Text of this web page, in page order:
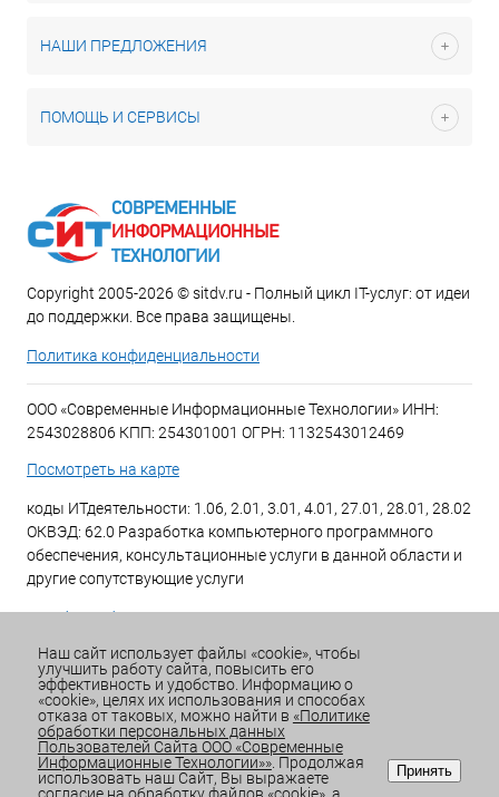
НАШИ ПРЕДЛОЖЕНИЯ
ПОМОЩЬ И СЕРВИСЫ
Copyright 2005-2026 © sitdv.ru - Полный цикл IT-услуг: от идеи
до поддержки. Все права защищены.
Политика конфиденциальности
ООО «Современные Информационные Технологии» ИНН:
2543028806 КПП: 254301001 ОГРН: 1132543012469
Посмотреть на карте
коды ИТдеятельности: 1.06, 2.01, 3.01, 4.01, 27.01, 28.01, 28.02
ОКВЭД: 62.0 Разработка компьютерного программного
обеспечения, консультационные услуги в данной области и
другие сопутствующие услуги
Email:office@sitdv.ru
График работы Пн-Пт: с 9:00 до 18:00 Сб/Вс: Выходной
Наш сайт использует файлы «cookie», чтобы
улучшить работу сайта, повысить его
эффективность и удобство. Информацию о
«cookie», целях их использования и способах
отказа от таковых, можно найти в «Политике
обработки персональных данных
Пользователей Сайта ООО «Современные
Информационные Технологии»». Продолжая
использовать наш Сайт, Вы выражаете
Принять